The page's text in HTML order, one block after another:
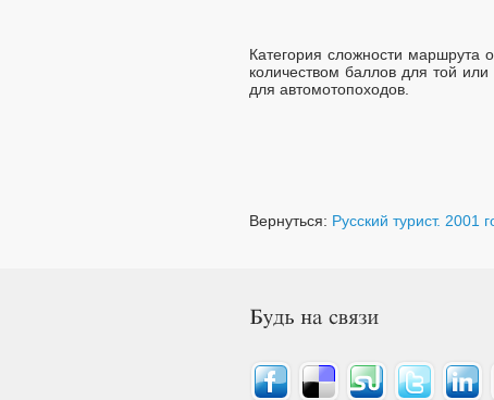
Категория сложности маршрута
количеством баллов для той
для автомотопоходов.
Вернуться: Русский турист. 2001